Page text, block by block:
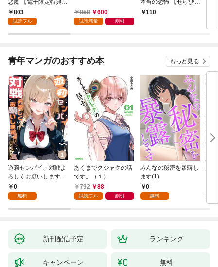
悪魔 【電子限定特典付
き】(1)
803
試読フル
858 600
試読増量 割引
本当の恐怖 【せらびぃ
連載版】１
110
青年マンガのおすすめ本 もっと見る
遊莉センパイ、対戦よ
ろしくお願いします。
1 0
無料
あくまでクジャクの話
です。（１）
792
88
試読フル 割引
みんなの秘密を暴露し
ます(1)
0
無料
異
新刊配信予定 ランキング
キャンペーン 無料